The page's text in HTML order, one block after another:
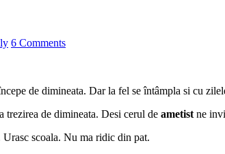
6 Comments
de dimineata. Dar la fel se întâmpla si cu
trezirea de dimineata. Desi cerul de ametist ne
scoala. Nu ma ridic din pat.